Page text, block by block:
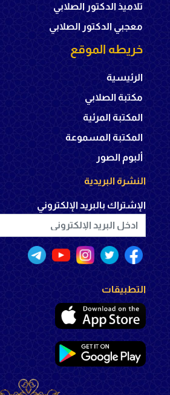
تلاميذ الدكتور الصلابي
معجبي الدكتور الصلابي
خريطه الموقع
الرئيسية
مكتبة الصلابي
المكتبة المرئية
المكتبة المسموعة
ألبوم الصور
النشرة البريدية
الإشتراك بالبريد الإلكتروني
التطبيقات